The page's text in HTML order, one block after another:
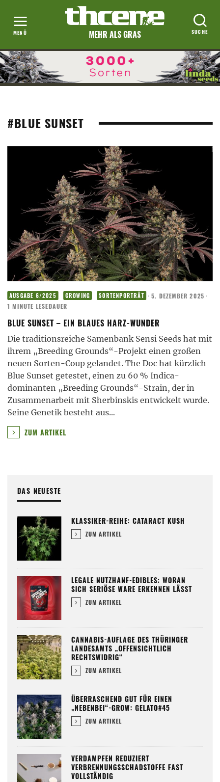
MEHR ALS GRAS
#BLUE SUNSET
AUSGABE 6/2025 GROWING SORTENPORTRÄT · 5. DEZEMBER 2025 ·
1 MINUTE LESEDAUER
BLUE SUNSET – EIN BLAUES HARZ-WUNDER
Die traditionsreiche Samenbank Sensi Seeds hat mit
ihrem „Breeding Grounds“-Projekt einen großen
neuen Sorten-Coup gelandet. The Doc hat kürzlich
Blue Sunset getestet, einen zu 60 % Indica-
dominanten „Breeding Grounds“-Strain, der in
Zusammenarbeit mit Sherbinskis entwickelt wurde.
Seine Genetik besteht aus...
ZUM ARTIKEL
DAS NEUESTE
KLASSIKER-REIHE: CATARACT KUSH
ZUM ARTIKEL
LEGALE NUTZHANF-EDIBLES: WORAN
SICH SERIÖSE WARE ERKENNEN LÄSST
ZUM ARTIKEL
CANNABIS-AUFLAGE DES THÜRINGER
LANDESAMTS „OFFENSICHTLICH
RECHTSWIDRIG“
ZUM ARTIKEL
ÜBERRASCHEND GUT FÜR EINEN
„NEBENBEI“-GROW: GELATO#45
ZUM ARTIKEL
VERDAMPFEN REDUZIERT
VERBRENNUNGSSCHADSTOFFE FAST
VOLLSTÄNDIG